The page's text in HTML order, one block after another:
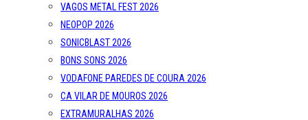
VAGOS METAL FEST 2026
NEOPOP 2026
SONICBLAST 2026
BONS SONS 2026
VODAFONE PAREDES DE COURA 2026
CA VILAR DE MOUROS 2026
EXTRAMURALHAS 2026